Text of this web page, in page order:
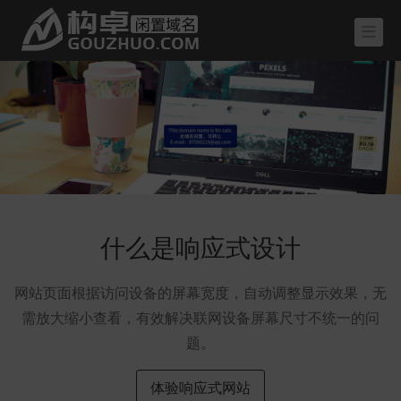
什么是响应式设计
网站页面根据访问设备的屏幕宽度，自动调整显示效果，无
需放大缩小查看，有效解决联网设备屏幕尺寸不统一的问
题。
体验响应式网站